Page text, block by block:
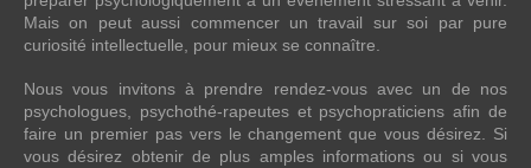
Mais on peut aussi commencer un travail sur soi par pure
curiosité intellectuelle, pour mieux se connaître.
Nous vous invitons à prendre rendez-vous avec un de nos
psychologues, psychothé-rapeutes et psychopraticiens afin de
faire un premier pas vers le changement que vous désirez. Si
vous désirez obtenir de plus amples informations ou si vous